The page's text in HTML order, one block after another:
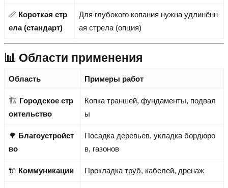
📏 Короткая стр
ела (стандарт)
Для глубокого копания нужна удлинённ
ая стрела (опция)
📊 Области применения
Область Примеры работ
🏗️ Городское стр
оительство
Копка траншей, фундаменты, подвал
ы
🌳 Благоустройст
во
Посадка деревьев, укладка бордюро
в, газонов
🔌 Коммуникации Прокладка труб, кабелей, дренаж